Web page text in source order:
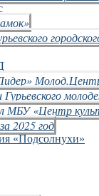
МБУ «Центр
2025 год
«Подсолнухи»